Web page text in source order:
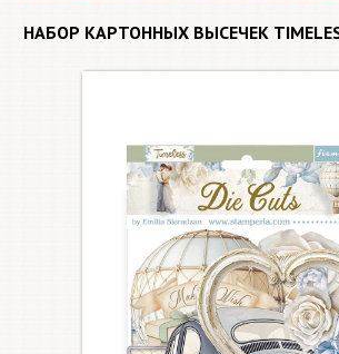
НАБОР КАРТОННЫХ ВЫСЕЧЕК